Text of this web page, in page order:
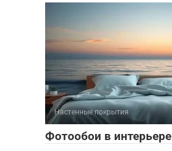
Настенные покрытия
Фотообои в интерьере